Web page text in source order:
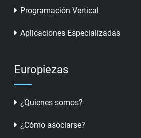
Programación Vertical
Aplicaciones Especializadas
Europiezas
¿Quienes somos?
¿Cómo asociarse?